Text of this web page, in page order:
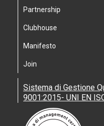
Partnership
Clubhouse
Manifesto
Join
Sistema di Gestione
9001:2015- UNI EN